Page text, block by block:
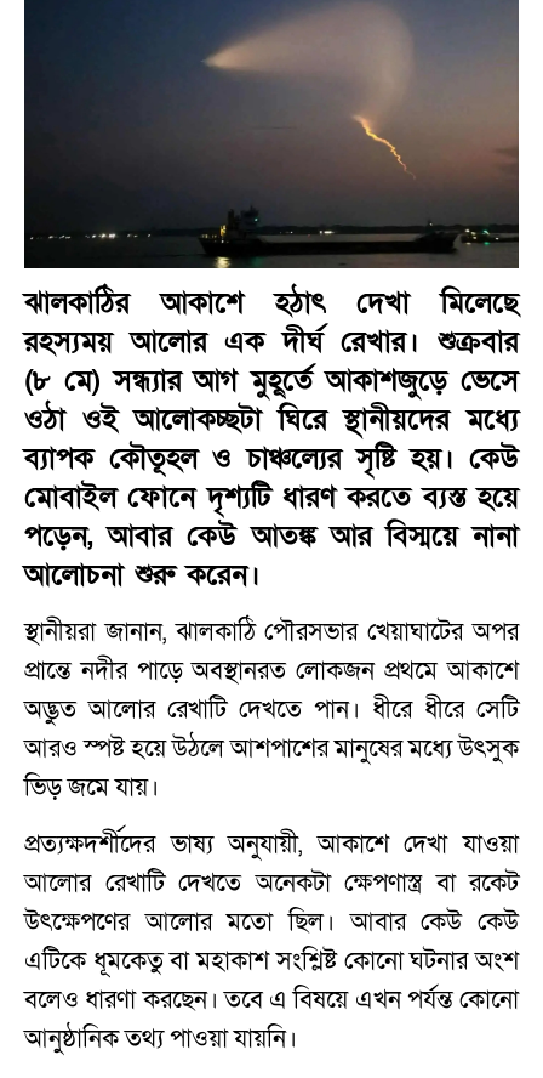
ঝালকাঠির আকাশে হঠাৎ দেখা মিলেছে
রহস্যময় আলোর এক দীর্ঘ রেখার। শুক্রবার
(৮ মে) সন্ধ্যার আগ মুহূর্তে আকাশজুড়ে ভেসে
ওঠা ওই আলোকচ্ছটা ঘিরে স্থানীয়দের মধ্যে
ব্যাপক কৌতূহল ও চাঞ্চল্যের সৃষ্টি হয়। কেউ
মোবাইল ফোনে দৃশ্যটি ধারণ করতে ব্যস্ত হয়ে
পড়েন, আবার কেউ আতঙ্ক আর বিস্ময়ে নানা
আলোচনা শুরু করেন।
স্থানীয়রা জানান, ঝালকাঠি পৌরসভার খেয়াঘাটের অপর
প্রান্তে নদীর পাড়ে অবস্থানরত লোকজন প্রথমে আকাশে
অদ্ভুত আলোর রেখাটি দেখতে পান। ধীরে ধীরে সেটি
আরও স্পষ্ট হয়ে উঠলে আশপাশের মানুষের মধ্যে উৎসুক
ভিড় জমে যায়।
প্রত্যক্ষদর্শীদের ভাষ্য অনুযায়ী, আকাশে দেখা যাওয়া
আলোর রেখাটি দেখতে অনেকটা ক্ষেপণাস্ত্র বা রকেট
উৎক্ষেপণের আলোর মতো ছিল। আবার কেউ কেউ
এটিকে ধূমকেতু বা মহাকাশ সংশ্লিষ্ট কোনো ঘটনার অংশ
বলেও ধারণা করছেন। তবে এ বিষয়ে এখন পর্যন্ত কোনো
আনুষ্ঠানিক তথ্য পাওয়া যায়নি।